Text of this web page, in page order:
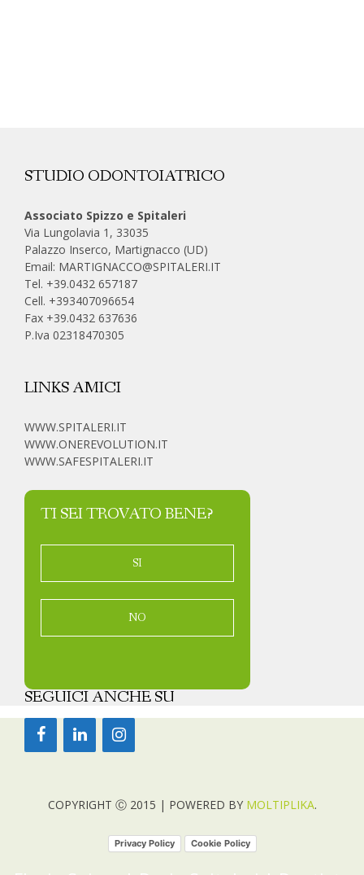
STUDIO ODONTOIATRICO
Associato Spizzo e Spitaleri
Via Lungolavia 1, 33035
Palazzo Inserco, Martignacco (UD)
Email: MARTIGNACCO@SPITALERI.IT
Tel. +39.0432 657187
Cell. +393407096654
Fax +39.0432 637636
P.Iva 02318470305
LINKS AMICI
WWW.SPITALERI.IT
WWW.ONEREVOLUTION.IT
WWW.SAFESPITALERI.IT
TI SEI TROVATO BENE?
SI
NO
SEGUICI ANCHE SU
COPYRIGHT Ⓒ 2015 | POWERED BY MOLTIPLIKA.
Privacy Policy Cookie Policy